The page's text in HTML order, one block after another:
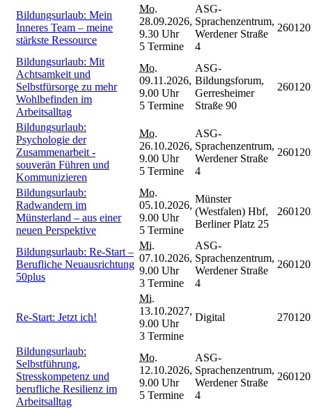
Bildungsurlaub: Mein
Inneres Team – meine
stärkste Ressource
Mo.
28.09.2026,
9.30 Uhr
5 Termine
ASG-
Sprachenzentrum,
Werdener Straße
4
Bildungsurlaub: Mit
Achtsamkeit und
Selbstfürsorge zu mehr
Wohlbefinden im
Arbeitsalltag
Mo.
09.11.2026,
9.00 Uhr
5 Termine
ASG-
Bildungsforum,
Gerresheimer
Straße 90
Bildungsurlaub:
Psychologie der
Zusammenarbeit -
souverän Führen und
Kommunizieren
Mo.
26.10.2026,
9.00 Uhr
5 Termine
ASG-
Sprachenzentrum,
Werdener Straße
4
Bildungsurlaub:
Radwandern im
Münsterland – aus einer
neuen Perspektive
Mo.
05.10.2026,
9.00 Uhr
5 Termine
Münster
(Westfalen) Hbf,
Berliner Platz 25
Bildungsurlaub: Re-Start –
Berufliche Neuausrichtung
50plus
Mi.
07.10.2026,
9.00 Uhr
3 Termine
ASG-
Sprachenzentrum,
Werdener Straße
4
Re-Start: Jetzt ich!
Mi.
13.10.2027,
9.00 Uhr
3 Termine
Digital
Bildungsurlaub:
Selbstführung,
Stresskompetenz und
berufliche Resilienz im
Arbeitsalltag
Mo.
12.10.2026,
9.00 Uhr
5 Termine
ASG-
Sprachenzentrum,
Werdener Straße
4